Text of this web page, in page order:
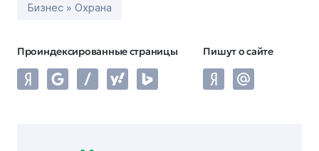
Бизнес » Охрана
Проиндексированные страницы Пишут о сайте